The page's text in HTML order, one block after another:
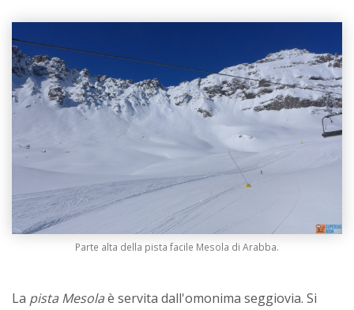
Parte alta della pista facile Mesola di Arabba.
La pista Mesolaè servita dall'omonima seggiovia. Si